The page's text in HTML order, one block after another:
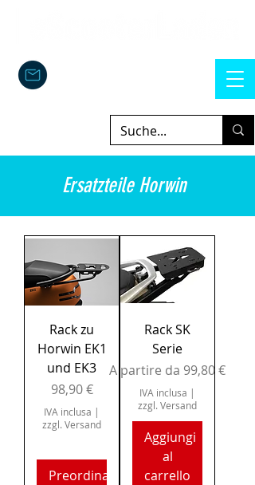
Ersatzteile Horwin
Rack zu
Horwin EK1
und EK3
Prezzo
98,90 €
IVA inclusa |
zzgl. Versand
Preordina
Rack SK
Serie
A partire da 99,80 €
Prezzo scontato
IVA inclusa |
zzgl. Versand
Aggiungi
al
carrello